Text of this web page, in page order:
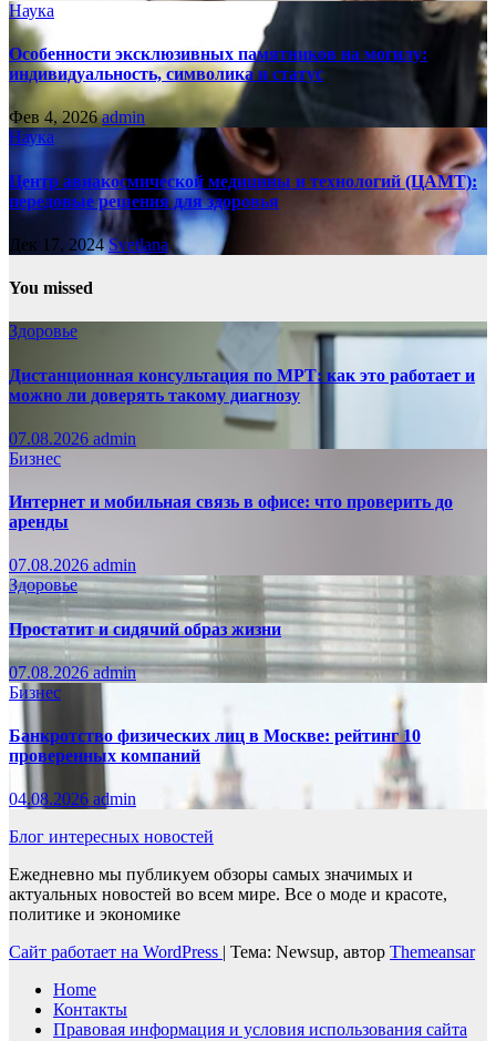
Наука
Особенности эксклюзивных памятников на могилу:
индивидуальность, символика и статус
Фев 4, 2026admin
Наука
Центр авиакосмической медицины и технологий (ЦАМТ):
передовые решения для здоровья
Дек 17, 2024Svetlana
You missed
Здоровье
Дистанционная консультация по МРТ: как это работает и
можно ли доверять такому диагнозу
07.08.2026 admin
Бизнес
Интернет и мобильная связь в офисе: что проверить до
аренды
07.08.2026 admin
Здоровье
Простатит и сидячий образ жизни
07.08.2026admin
Бизнес
Банкротство физических лиц в Москве: рейтинг 10
проверенных компаний
04.08.2026 admin
Блог интересных новостей
Ежедневно мы публикуем обзоры самых значимых и
актуальных новостей во всем мире. Все о моде и красоте,
политике и экономике
Сайт работает на WordPress
Тема: Newsup, автор Themeansar
Home
Контакты
Правовая информация и условия использования сайта